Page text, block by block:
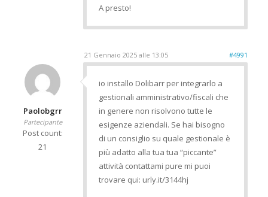
A presto!
21 Gennaio 2025 alle 13:05 #4991
Paolobgrr
Partecipante
Post count:
21
io installo Dolibarr per integrarlo a
gestionali amministrativo/fiscali che
in genere non risolvono tutte le
esigenze aziendali. Se hai bisogno
di un consiglio su quale gestionale è
più adatto alla tua tua “piccante”
attività contattami pure mi puoi
trovare qui: urly.it/3144hj